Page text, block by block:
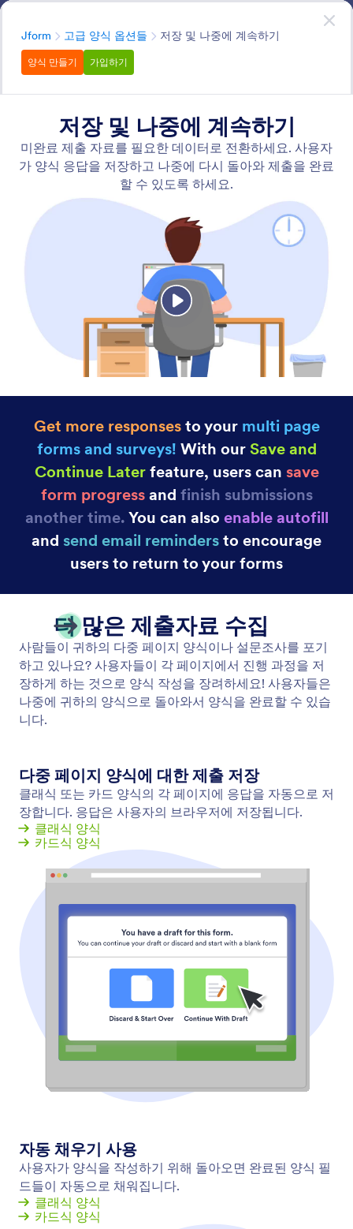
Advanced Form Options
고급 양식 옵션을 사용하여 양식을 더욱 발전시켜 보세요.
다국어 지원을 추가하거나, 오프라인 양식을 생성하거나,
조건부 논리를 사용하여 양식을 더욱 스마트하게 만들려는
경우 Jform에는 사용자가 양식과 상호 작용하는 방식을 향
상시키는 수십 가지의 강력한 내장 기능이 포함되어 있습
니다.
대화 시작
Jform 고급 양식 옵션들 분류저장 및 나중에 계속하기
양식 만들기 가입하기
고급 양식 옵션들분류
중 양식 제출을 위한 PDF를 생성합니다.
저장 및 나중에 계속하기
미완료 제출 자료를 필요한 데이터로 전환하세요. 사
용자가 양식 응답을 저장하고 나중에 다시 돌아와 제
출을 완료할 수 있도록 하세요.
오프라인 폼
기능 카테고리